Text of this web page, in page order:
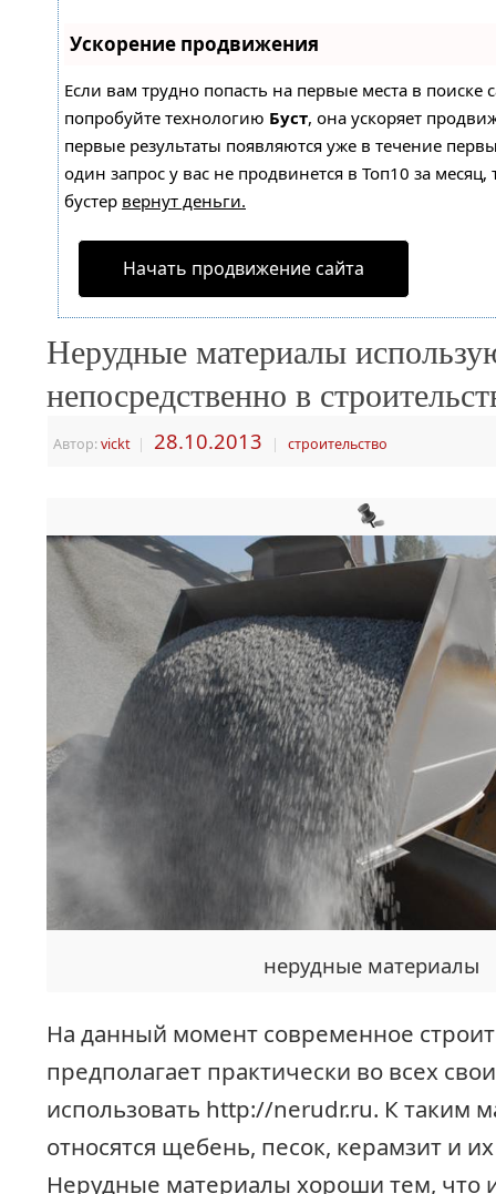
Ускорение продвижения
Если вам трудно попасть на первые места в поиске
попробуйте технологию Буст, она ускоряет
первые результаты появляются уже в течение
один запрос у вас не продвинется в Топ10 за месяц,
бустер вернут деньги.
Начать продвижение сайта
Нерудные материалы
непосредственно в
Автор:vickt | 28.10.2013 | строительство
нерудные материалы
На данный момент современное
предполагает практически во всех
использовать http://nerudr.ru. К таким
относятся щебень, песок, керамзит и
Нерудные материалы хороши тем, что